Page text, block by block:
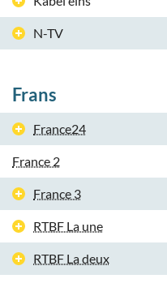
N-TV
Frans
France24
France 2
France 3
RTBF La une
RTBF La deux